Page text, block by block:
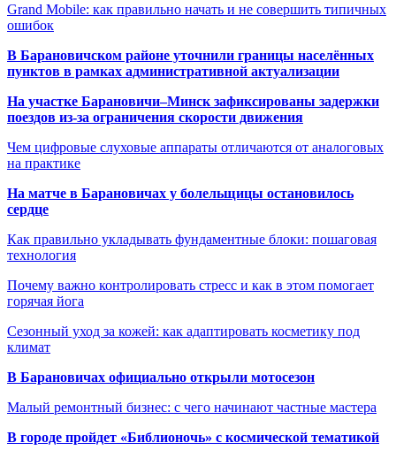
Grand Mobile: как правильно начать и не совершить типичных
ошибок
В Барановичском районе уточнили границы населённых
пунктов в рамках административной актуализации
На участке Барановичи–Минск зафиксированы задержки
поездов из-за ограничения скорости движения
Чем цифровые слуховые аппараты отличаются от аналоговых
на практике
На матче в Барановичах у болельщицы остановилось
сердце
Как правильно укладывать фундаментные блоки: пошаговая
технология
Почему важно контролировать стресс и как в этом помогает
горячая йога
Сезонный уход за кожей: как адаптировать косметику под
климат
В Барановичах официально открыли мотосезон
Малый ремонтный бизнес: с чего начинают частные мастера
В городе пройдет «Библионочь» с космической тематикой